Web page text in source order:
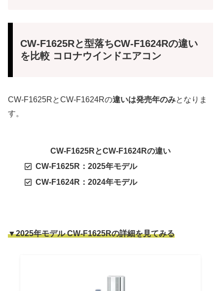
CW-F1625Rと型落ちCW-F1624Rの違い
を比較 コロナウインドエアコン
CW-F1625RとCW-F1624Rの違いは発売年のみとなりま
す。
CW-F1625RとCW-F1624Rの違い
CW-F1625R：2025年モデル
CW-F1624R：2024年モデル
▼2025年モデル CW-F1625Rの詳細を見てみる